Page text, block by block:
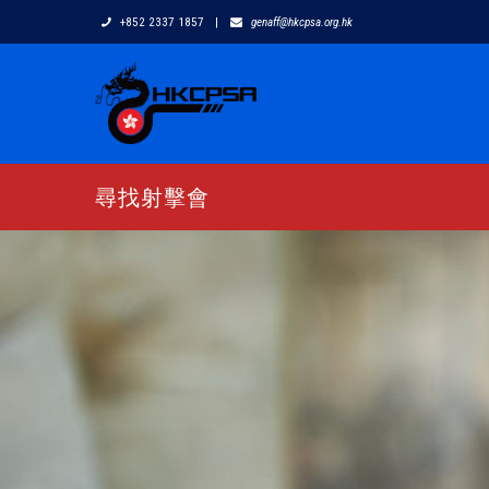
+852 2337 1857 | genaff@hkcpsa.org.hk
尋找射擊會